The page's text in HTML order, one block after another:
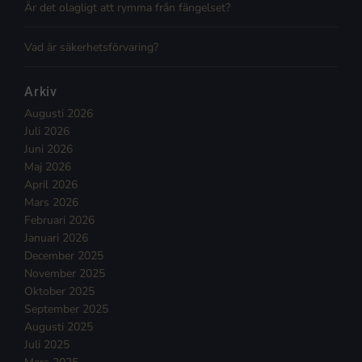
Är det olagligt att rymma från fängelset?
Vad är säkerhetsförvaring?
Arkiv
Augusti 2026
Juli 2026
Juni 2026
Maj 2026
April 2026
Mars 2026
Februari 2026
Januari 2026
December 2025
November 2025
Oktober 2025
September 2025
Augusti 2025
Juli 2025